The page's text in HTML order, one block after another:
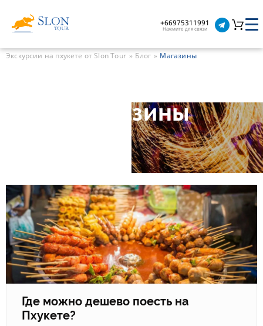
+66975311991
Нажмите для связи
Экскурсии на пхукете от Slon Tour Блог Магазины
Магазины
Где можно дешево поесть на
Пхукете?